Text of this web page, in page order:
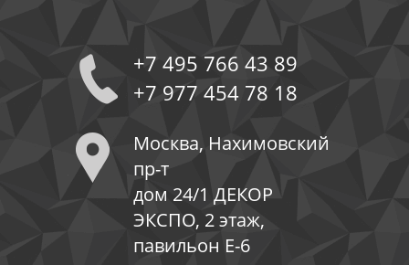
+7 495 766 43 89
+7 977 454 78 18
Москва, Нахимовский
пр-т
дом 24/1 ДЕКОР
ЭКСПО, 2 этаж,
павильон Е-6